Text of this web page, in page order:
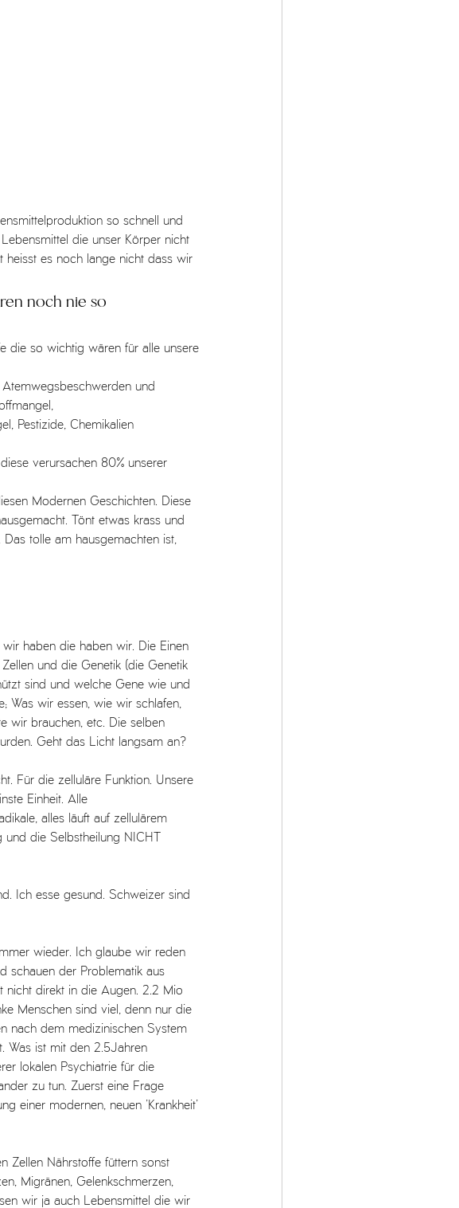
so schnell und
die unser Körper nicht
heisst es noch lange nicht dass wir
noch nie so
die so wichtig wären für alle unsere
und
Pestizide, Chemikalien
verursachen 80% unserer
Modernen Geschichten. Diese
Tönt etwas krass und
tolle am hausgemachten ist,
haben die haben wir. Die Einen
und die Genetik (die Genetik
sind und welche Gene wie und
Was wir essen, wie wir schlafen,
wir brauchen, etc. Die selben
Geht das Licht langsam an?
Für die zelluläre Funktion. Unsere
Einheit. Alle
alles läuft auf zellulärem
und die Selbstheilung NICHT
Ich esse gesund. Schweizer sind
wieder. Ich glaube wir reden
schauen der Problematik aus
nicht direkt in die Augen. 2.2 Mio
Menschen sind viel, denn nur die
nach dem medizinischen System
Was ist mit den 2.5Jahren
lokalen Psychiatrie für die
zu tun. Zuerst eine Frage
einer modernen, neuen 'Krankheit'
Zellen Nährstoffe füttern sonst
Migränen, Gelenkschmerzen,
wir ja auch Lebensmittel die wir